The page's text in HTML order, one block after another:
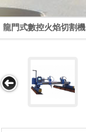
龍門式數控火焰切割機